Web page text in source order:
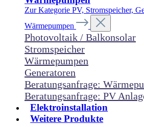
Zur Kategorie PV, Stromspeicher,
Wärmepumpen
Photovoltaik / Balkonsolar
Stromspeicher
Wärmepumpen
Generatoren
Beratungsanfrage:
Beratungsanfrage: PV
Elektroinstallation
Weitere Produkte